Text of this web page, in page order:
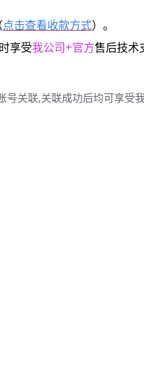
点击查看收款方式）。
享受我公司+官方售后技术
关联,关联成功后均可享受我